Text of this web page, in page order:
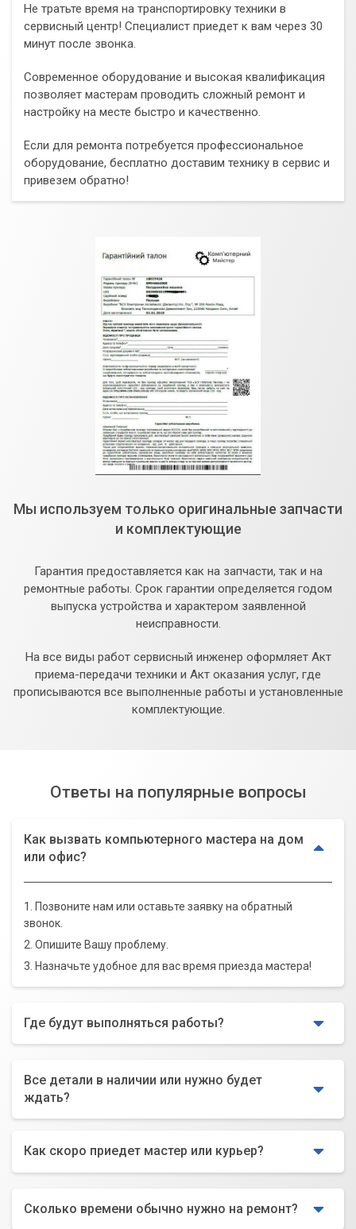
Не тратьте время на транспортировку техники в
сервисный центр! Специалист приедет к вам через 30
минут после звонка.
Современное оборудование и высокая квалификация
позволяет мастерам проводить сложный ремонт и
настройку на месте быстро и качественно.
Если для ремонта потребуется профессиональное
оборудование, бесплатно доставим технику в сервис и
привезем обратно!
Мы используем только оригинальные запчасти
и комплектующие
Гарантия предоставляется как на запчасти, так и на
ремонтные работы. Срок гарантии определяется годом
выпуска устройства и характером заявленной
неисправности.
На все виды работ сервисный инженер оформляет Акт
приема-передачи техники и Акт оказания услуг, где
прописываются все выполненные работы и установленные
комплектующие.
Ответы на популярные вопросы
Как вызвать компьютерного мастера на дом
или офис?
1. Позвоните нам или оставьте заявку на обратный
звонок.
2. Опишите Вашу проблему.
3. Назначьте удобное для вас время приезда мастера!
Где будут выполняться работы?
Все детали в наличии или нужно будет
ждать?
Как скоро приедет мастер или курьер?
Сколько времени обычно нужно на ремонт?